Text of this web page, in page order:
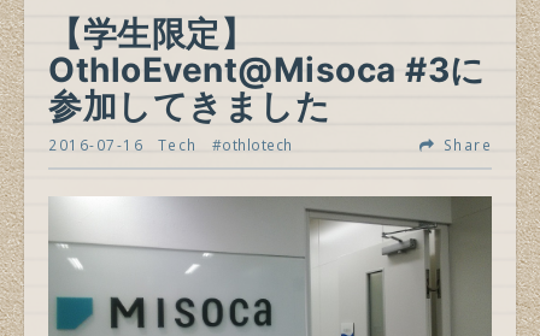
【学生限定】
OthloEvent@Misoca #3に
参加してきました
2016-07-16 Tech othlotech Share